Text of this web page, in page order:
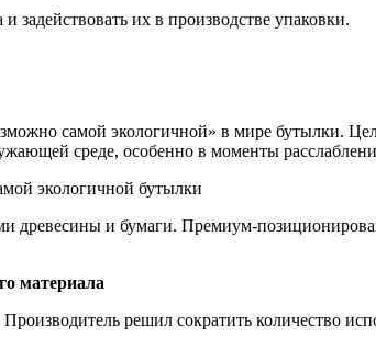
их в производстве упаковки.
самой экологичной» в мире бутылки.
среде, особенно в моменты
и бумаги. Премиум-
материала
решил сократить количество